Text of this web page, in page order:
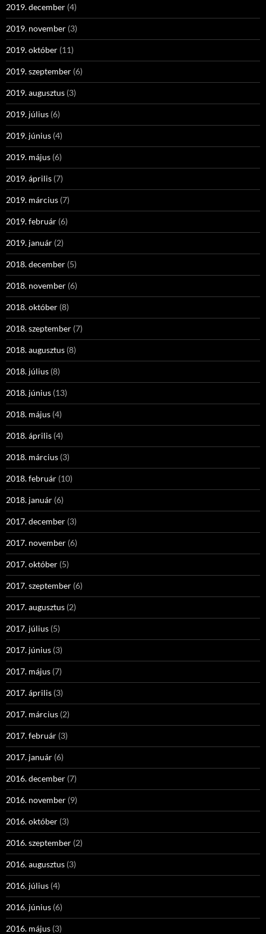
2019. december (4)
2019. november (3)
2019. október (11)
2019. szeptember (6)
2019. augusztus (3)
2019. július (6)
2019. június (4)
2019. május (6)
2019. április (7)
2019. március (7)
2019. február (6)
2019. január (2)
2018. december (5)
2018. november (6)
2018. október (8)
2018. szeptember (7)
2018. augusztus (8)
2018. július (8)
2018. június (13)
2018. május (4)
2018. április (4)
2018. március (3)
2018. február (10)
2018. január (6)
2017. december (3)
2017. november (6)
2017. október (5)
2017. szeptember (6)
2017. augusztus (2)
2017. július (5)
2017. június (3)
2017. május (7)
2017. április (3)
2017. március (2)
2017. február (3)
2017. január (6)
2016. december (7)
2016. november (9)
2016. október (3)
2016. szeptember (2)
2016. augusztus (3)
2016. július (4)
2016. június (6)
2016. május (3)